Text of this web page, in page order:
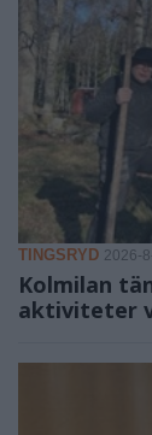
TINGSRYD 2026-
Kolmilan
aktiviteter